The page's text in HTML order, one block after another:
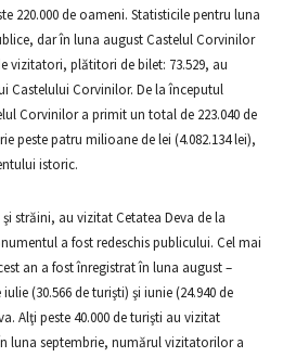
220.000 de oameni. Statisticile pentru luna
dar în luna august Castelul Corvinilor
vizitatori, plătitori de bilet: 73.529, au
Castelului Corvinilor. De la începutul
Corvinilor a primit un total de 223.040 de
peste patru milioane de lei (4.082.134 lei),
istoric.
străini, au vizitat Cetatea Deva de la
a fost redeschis publicului. Cel mai
an a fost înregistrat în luna august –
(30.566 de turişti) şi iunie (24.940 de
Alţi peste 40.000 de turişti au vizitat
luna septembrie, numărul vizitatorilor a